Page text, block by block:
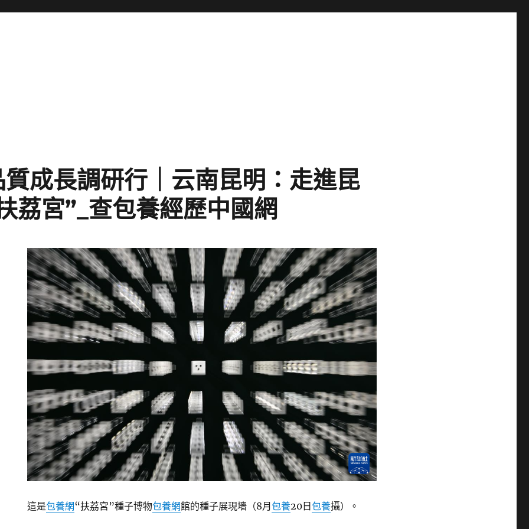
成長調研行｜云南昆明：走進昆
荔宮”_查包養經歷中國網
這是包養網“扶荔宮”種子博物包養網館的種子展現墻（8月包養20日包養攝）。